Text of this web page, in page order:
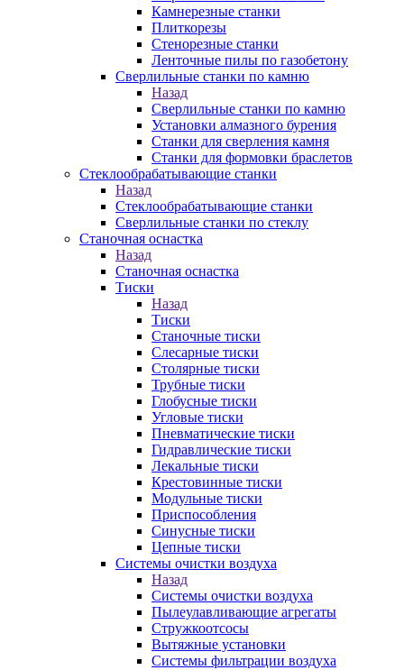
Камнерезные станки
Плиткорезы
Стенорезные станки
Ленточные пилы по газобетону
Сверлильные станки по камню
Назад
Сверлильные станки по камню
Установки алмазного бурения
Станки для сверления камня
Станки для формовки браслетов
Стеклообрабатывающие станки
Назад
Стеклообрабатывающие станки
Сверлильные станки по стеклу
Станочная оснастка
Назад
Станочная оснастка
Тиски
Назад
Тиски
Станочные тиски
Слесарные тиски
Столярные тиски
Трубные тиски
Глобусные тиски
Угловые тиски
Пневматические тиски
Гидравлические тиски
Лекальные тиски
Крестовинные тиски
Модульные тиски
Приспособления
Синусные тиски
Цепные тиски
Системы очистки воздуха
Назад
Системы очистки воздуха
Пылеулавливающие агрегаты
Стружкоотсосы
Вытяжные установки
Системы фильтрации воздуха